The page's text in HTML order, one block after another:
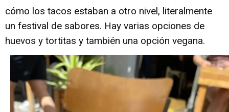
cómo los tacos estaban a otro nivel, literalmente
un festival de sabores. Hay varias opciones de
huevos y tortitas y también una opción vegana.